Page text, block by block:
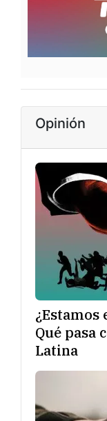
Opinión
¿Estamos
Qué pasa
Latina